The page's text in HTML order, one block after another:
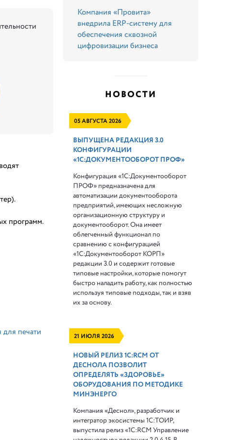
программ.
для печати
Компания «Провита»
внедрила ERP-систему для
обеспечения сквозной
цифровизации бизнеса
НОВОСТИ
05 АВГУСТА 2026
ВЫПУЩЕНА РЕДАКЦИЯ 3.0
КОНФИГУРАЦИИ
«1С:ДОКУМЕНТООБОРОТ ПРОФ»
Конфигурация «1С:Документооборот
ПРОФ» предназначена для
автоматизации документооборота
предприятий, имеющих несложную
организационную структуру и
документооборот. Она имеет
облегченный функционал по
сравнению с конфигурацией
«1С:Документооборот КОРП»
редакции 3.0 и содержит готовые
типовые настройки, которые помогут
быстро наладить работу, как полностью
используя типовые подходы, так и взяв
их за основу.
21 ИЮЛЯ 2026
НОВЫЙ РЕЛИЗ 1С:RCM ОТ
ДЕСНОЛА ПОЗВОЛИТ
ОПРЕДЕЛЯТЬ «ЗДОРОВЬЕ»
ОБОРУДОВАНИЯ ПО МЕТОДИКЕ
МИНЭНЕРГО
Компания «Деснол», разработчик и
интегратор экосистемы 1С:ТОИР,
выпустила релиз «1С:RCM Управление